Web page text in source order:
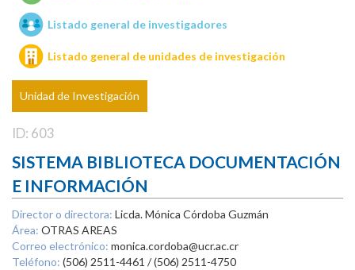
Unidades de investigación
Listado general de investigadores
Listado general de unidades de investigación
Unidad de Investigación
ID: 603
SISTEMA BIBLIOTECA DOCUMENTACIÓN
E INFORMACIÓN
Director o directora: Licda. Mónica Córdoba Guzmán
Área: OTRAS AREAS
Correo electrónico: monica.cordoba@ucr.ac.cr
Teléfono: (506) 2511-4461 / (506) 2511-4750